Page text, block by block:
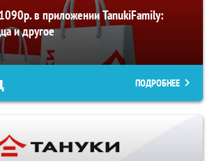
в приложении TanukiFamily:
и другое
ПОДРОБНЕЕ